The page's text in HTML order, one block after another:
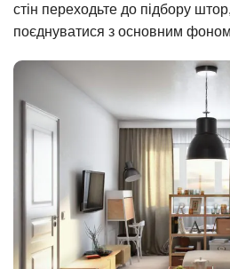
стін переходьте до підбору
поєднуватися з основним фоном